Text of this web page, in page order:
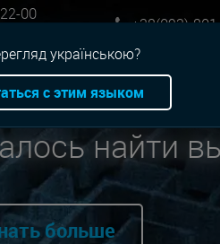
00
+38(093)-
для
найти
больше
українською?
с этим языком